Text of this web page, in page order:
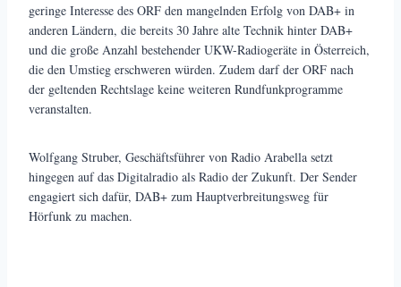
geringe Interesse des ORF den mangelnden Erfolg von DAB+ in
anderen Ländern, die bereits 30 Jahre alte Technik hinter DAB+
und die große Anzahl bestehender UKW-Radiogeräte in Österreich,
die den Umstieg erschweren würden. Zudem darf der ORF nach
der geltenden Rechtslage keine weiteren Rundfunkprogramme
veranstalten.
Wolfgang Struber, Geschäftsführer von Radio Arabella setzt
hingegen auf das Digitalradio als Radio der Zukunft. Der Sender
engagiert sich dafür, DAB+ zum Hauptverbreitungsweg für
Hörfunk zu machen.